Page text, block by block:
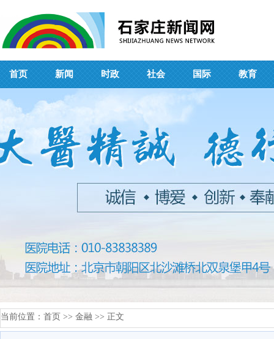
首页 新闻 时政 社会 国际 教育
当前位置： 首页 >> 金融 >> 正文